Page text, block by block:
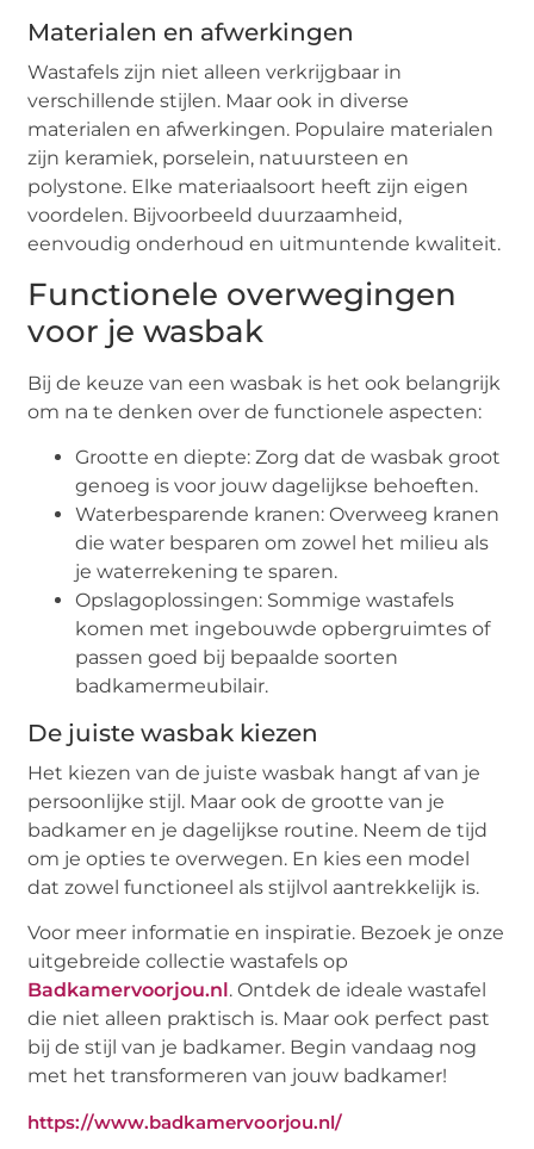
Materialen en afwerkingen
Wastafels zijn niet alleen verkrijgbaar in
verschillende stijlen. Maar ook in diverse
materialen en afwerkingen. Populaire materialen
zijn keramiek, porselein, natuursteen en
polystone. Elke materiaalsoort heeft zijn eigen
voordelen. Bijvoorbeeld duurzaamheid,
eenvoudig onderhoud en uitmuntende kwaliteit.
Functionele overwegingen
voor je wasbak
Bij de keuze van een wasbak is het ook belangrijk
om na te denken over de functionele aspecten:
Grootte en diepte: Zorg dat de wasbak groot
genoeg is voor jouw dagelijkse behoeften.
Waterbesparende kranen: Overweeg kranen
die water besparen om zowel het milieu als
je waterrekening te sparen.
Opslagoplossingen: Sommige wastafels
komen met ingebouwde opbergruimtes of
passen goed bij bepaalde soorten
badkamermeubilair.
De juiste wasbak kiezen
Het kiezen van de juiste wasbak hangt af van je
persoonlijke stijl. Maar ook de grootte van je
badkamer en je dagelijkse routine. Neem de tijd
om je opties te overwegen. En kies een model
dat zowel functioneel als stijlvol aantrekkelijk is.
Voor meer informatie en inspiratie. Bezoek je onze
uitgebreide collectie wastafels op
Badkamervoorjou.nl. Ontdek de ideale wastafel
die niet alleen praktisch is. Maar ook perfect past
bij de stijl van je badkamer. Begin vandaag nog
met het transformeren van jouw badkamer!
https://www.badkamervoorjou.nl/